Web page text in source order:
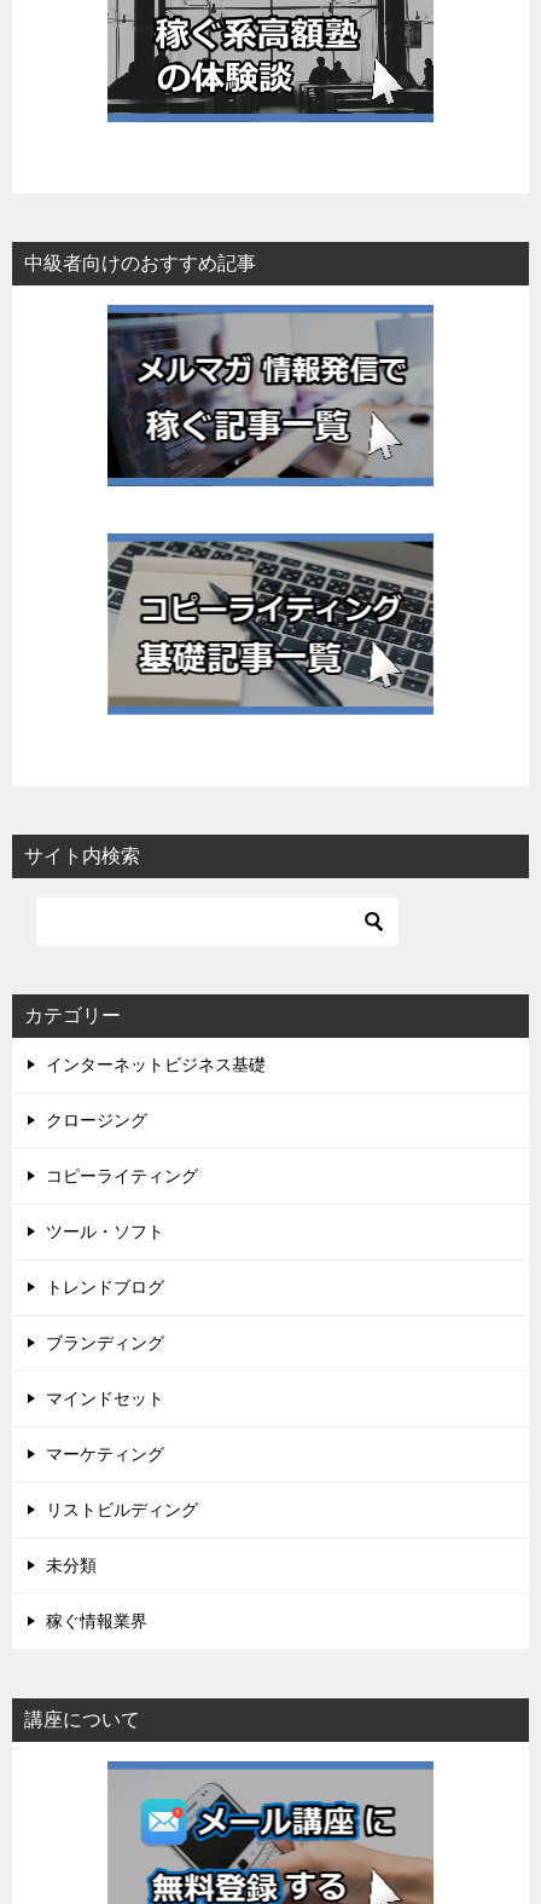
中級者向けのおすすめ記事
サイト内検索
カテゴリー
インターネットビジネス基礎
クロージング
コピーライティング
ツール・ソフト
トレンドブログ
ブランディング
マインドセット
マーケティング
リストビルディング
未分類
稼ぐ情報業界
講座について